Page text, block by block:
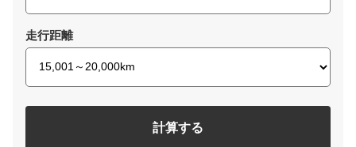
走行距離
計算する